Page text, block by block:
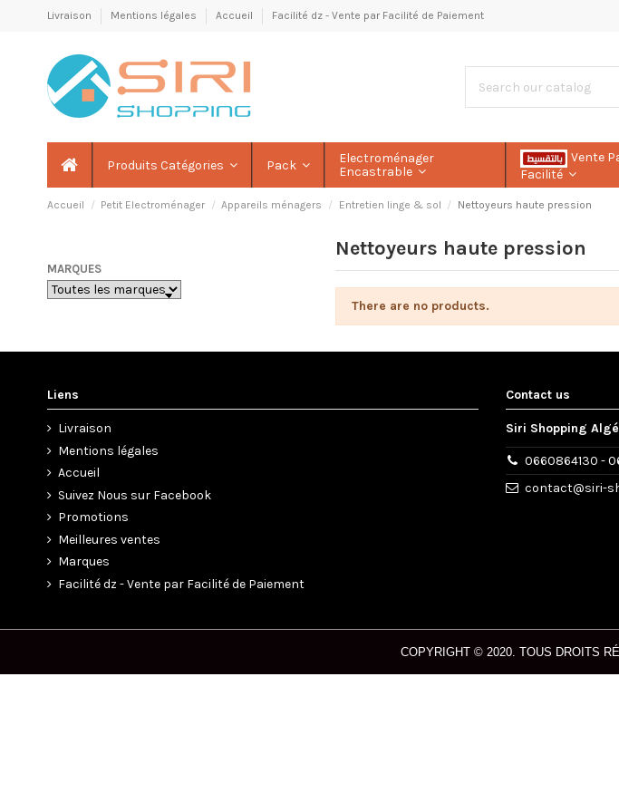
Livraison Mentions légales Accueil Facilité dz - Vente par Facilité de Paiement
Produits Catégories Pack
Electroménager
Encastrable
Vente
Facilité
Accueil Petit Electroménager Appareils ménagers Entretien linge & sol Nettoyeurs haute pression
Nettoyeurs haute pression
There are no products.
MARQUES
Liens
Livraison
Mentions légales
Accueil
Suivez Nous sur Facebook
Promotions
Meilleures ventes
Marques
Facilité dz - Vente par Facilité de Paiement
Contact us
Siri Shopping
0660864130 -
contact@siri-
COPYRIGHT © 2020. TOUS DROITS